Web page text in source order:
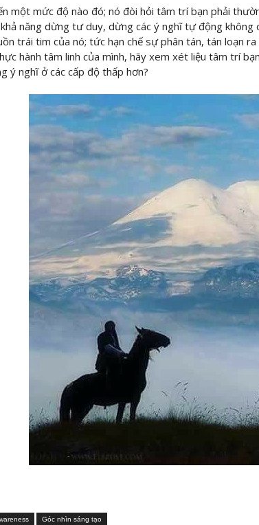
một mức độ nào đó; nó đòi hỏi tâm trí bạn phải
năng dừng tư duy, dừng các ý nghĩ tự động không
trái tim của nó; tức hạn chế sự phân tán, tán loạn
hành tâm linh của mình, hãy xem xét liệu tâm trí
ý nghĩ ở các cấp độ thấp hơn?
Góc nhìn sáng tạo